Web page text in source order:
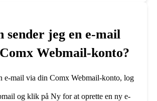
sender jeg en e-mail
Webmail-konto?
e-mail via din Comx Webmail-konto, log
og klik på Ny for at oprette en ny e-